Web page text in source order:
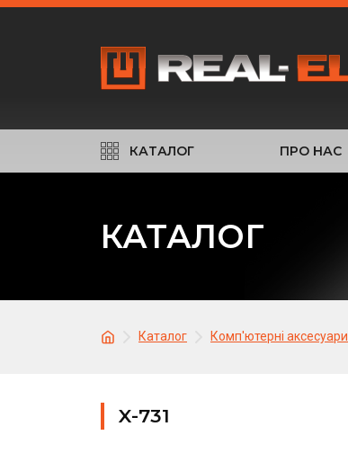
КАТАЛОГ ПРО НАС
КАТАЛОГ
Каталог Комп'ютерні аксесуари
X-731